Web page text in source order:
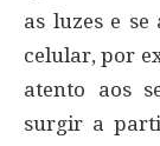
as luzes e se
celular, por
atento aos
surgir a